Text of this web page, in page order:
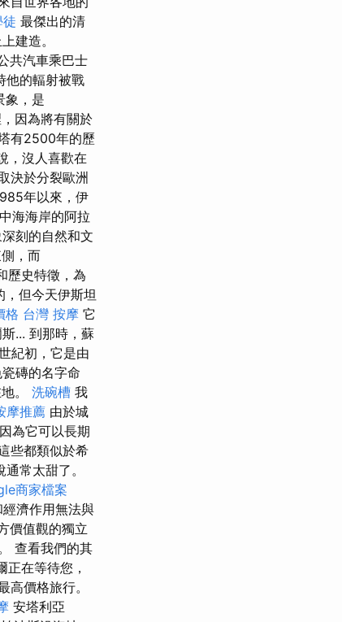
最傑出的清
建造。
共汽車乘巴士
他的輻射被戰
象，是
因為將有關於
有2500年的歷
，沒人喜歡在
決於分裂歐洲
年以來，伊
海海岸的阿拉
刻的自然和文
，而
歷史特徵，為
但今天伊斯坦
格 台灣 按摩 它
... 到那時，蘇
紀初，它是由
磚的名字命
。 洗碗槽 我
摩推薦 由於城
為它可以長期
些都類似於希
常太甜了。
商家檔案
濟作用無法與
價值觀的獨立
查看我們的其
正在等待您，
高價格旅行。
安塔利亞